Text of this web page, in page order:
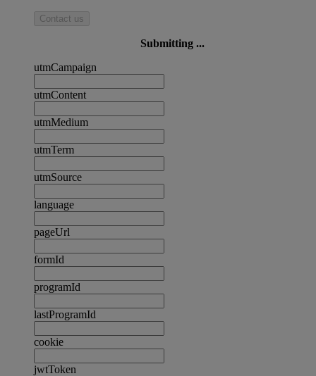
Contact us
Submitting ...
utmCampaign
utmContent
utmMedium
utmTerm
utmSource
language
pageUrl
formId
programId
lastProgramId
cookie
jwtToken